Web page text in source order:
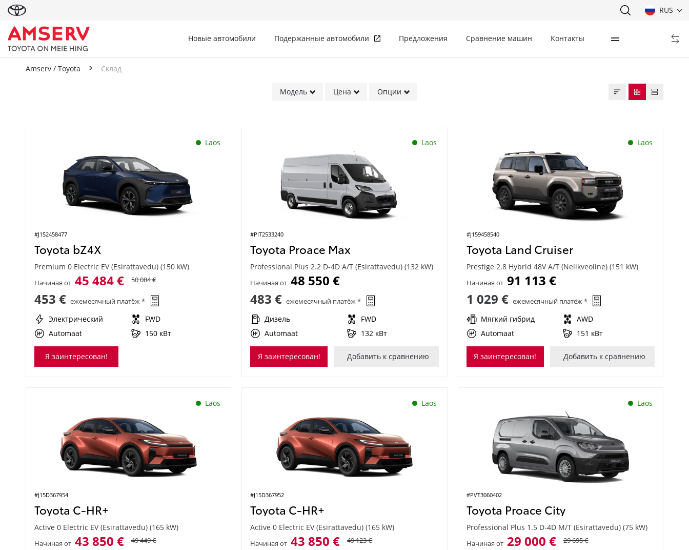
RUS
Новые автомобили Подержанные автомобили Предложения Сравнение машин Kонтакты
Amserv / Toyota Склад
Модель Цена Опции
Laos
#J152458477
Toyota bZ4X
Premium 0 Electric EV (Esirattavedu) (150 kW)
Начиная от 45 484 € 50 084 €
453 € ежемесячный платёж *
Электрический
FWD
Automaat
150 кВт
Я заинтересован!
Laos
#PIT2533240
Toyota Proace Max
Professional Plus 2.2 D-4D A/T (Esirattavedu) (132 kW)
Начиная от 48 550 €
483 € ежемесячный платёж *
Дизель
FWD
Automaat
132 кВт
Я заинтересован! Добавить к сравнению
Laos
#J159458540
Toyota Land Cruiser
Prestige 2.8 Hybrid 48V A/T (Nelikveoline) (151 kW)
Начиная от 91 113 €
1 029 € ежемесячный платёж *
Мягкий гибрид
AWD
Automaat
151 кВт
Я заинтересован! Добавить к сравнению
Laos
#J15D367954
Toyota C-HR+
Active 0 Electric EV (Esirattavedu) (165 kW)
Начиная от 43 850 € 49 449 €
Laos
#J15D367952
Toyota C-HR+
Active 0 Electric EV (Esirattavedu) (165 kW)
Начиная от 43 850 € 49 123 €
Laos
#PVT3060402
Toyota Proace City
Professional Plus 1.5 D-4D M/T (Esirattavedu) (75 kW)
Начиная от 29 000 € 29 695 €